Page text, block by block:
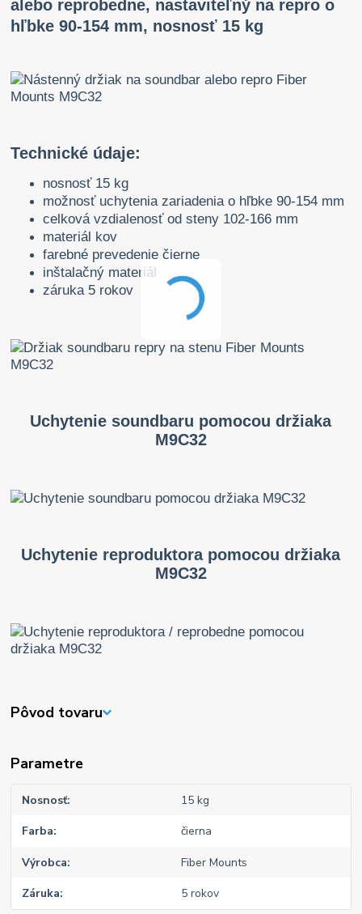
alebo reprobedne, nastaviteľný na repro o
hľbke 90-154 mm, nosnosť 15 kg
Technické údaje:
nosnosť 15 kg
možnosť uchytenia zariadenia o hľbke 90-154 mm
celková vzdialenosť od steny 102-166 mm
materiál kov
farebné prevedenie čierne
inštalačný materiál
záruka 5 rokov
Uchytenie soundbaru pomocou držiaka
M9C32
Uchytenie reproduktora pomocou držiaka
M9C32
Pôvod tovaru
Parametre
Nosnosť 15 kg
Farba čierna
Výrobca Fiber Mounts
Záruka 5 rokov